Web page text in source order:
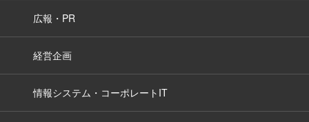
広報・PR
経営企画
情報システム・コーポレートIT